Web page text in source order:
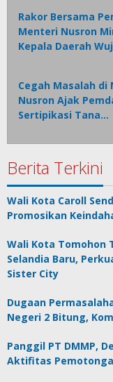
Rakor Bersama
Menteri Nusron
Kepala Daerah
Cegah Masalah di
Nusron Ajak
Sertipikasi Tana…
Berita Terkini
Wali Kota Caroll
Promosikan
Wali Kota Tomohon
Selandia Baru,
Sister City
Dugaan
Negeri 2 Bitung,
Panggil PT DMMP,
Aktifitas